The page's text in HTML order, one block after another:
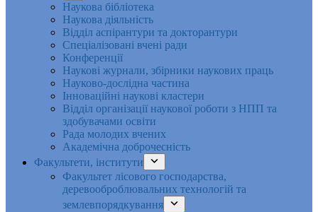
Наукова бібліотека
Наукова діяльність
Відділ аспірантури та докторантури
Спеціалізовані вчені ради
Конференції
Наукові журнали, збірники наукових праць
Науково-дослідна частина
Інноваційні наукові кластери
Відділ організації наукової роботи з НПП та
здобувачами освіти
Рада молодих вчених
Академічна доброчесність
Факультети, інститути
Факультет лісового господарства,
деревооброблювальних технологій та
землевпорядкування